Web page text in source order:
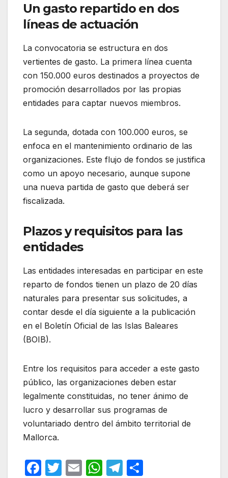
Un gasto repartido en dos
líneas de actuación
La convocatoria se estructura en dos
vertientes de gasto. La primera línea cuenta
con 150.000 euros destinados a proyectos de
promoción desarrollados por las propias
entidades para captar nuevos miembros.
La segunda, dotada con 100.000 euros, se
enfoca en el mantenimiento ordinario de las
organizaciones. Este flujo de fondos se justifica
como un apoyo necesario, aunque supone
una nueva partida de gasto que deberá ser
fiscalizada.
Plazos y requisitos para las
entidades
Las entidades interesadas en participar en este
reparto de fondos tienen un plazo de 20 días
naturales para presentar sus solicitudes, a
contar desde el día siguiente a la publicación
en el Boletín Oficial de las Islas Baleares
(BOIB).
Entre los requisitos para acceder a este gasto
público, las organizaciones deben estar
legalmente constituidas, no tener ánimo de
lucro y desarrollar sus programas de
voluntariado dentro del ámbito territorial de
Mallorca.
F
T
E
W T